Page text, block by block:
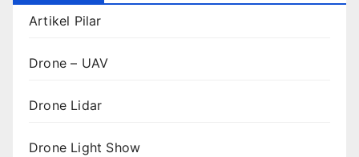
Artikel Pilar
Drone – UAV
Drone Lidar
Drone Light Show